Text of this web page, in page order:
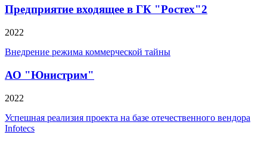
Предприятие входящее в ГК "Ростех"2
2022
Внедрение режима коммерческой тайны
АО "Юнистрим"
2022
Успешная реализия проекта на базе отечественного вендора
Infotecs